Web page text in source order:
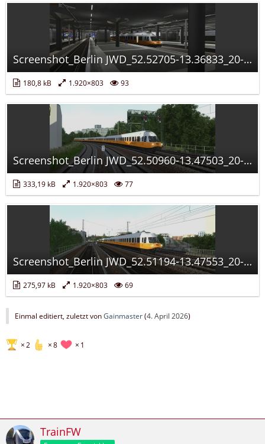
Screenshot_Berlin JWD_52.52705-13.36833_20-00-52.jpg
180,8 kB 1.920×803 93
Screenshot_Berlin JWD_52.50960-13.47503_20-13-46.jpg
333,19 kB 1.920×803 77
Screenshot_Berlin JWD_52.51194-13.47553_20-13-30.jpg
275,97 kB 1.920×803 69
Einmal editiert, zuletzt vonGainmaster(4. April 2026)
2 8 1
TrainFW